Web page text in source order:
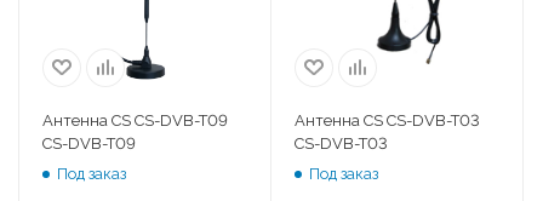
Антенна CS CS-DVB-T09
CS-DVB-T09
Под заказ
Антенна CS CS-DVB-T03
CS-DVB-T03
Под заказ